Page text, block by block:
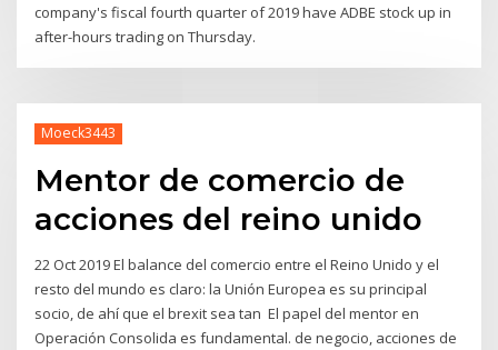
company's fiscal fourth quarter of 2019 have ADBE stock up in
after-hours trading on Thursday.
Moeck3443
Mentor de comercio de
acciones del reino unido
22 Oct 2019 El balance del comercio entre el Reino Unido y el
resto del mundo es claro: la Unión Europea es su principal
socio, de ahí que el brexit sea tan El papel del mentor en
Operación Consolida es fundamental. de negocio, acciones de